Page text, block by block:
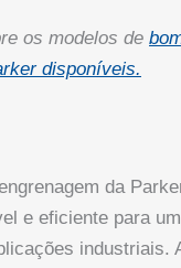
os modelos de
disponíveis.
da
e eficiente para
industriais.